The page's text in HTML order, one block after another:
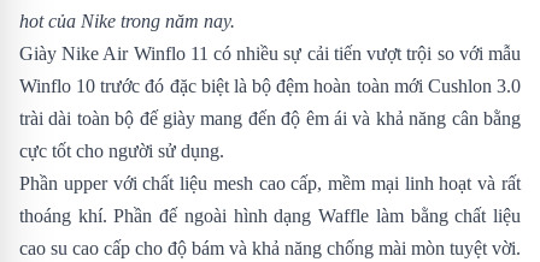
hot của Nike trong năm nay.
Giày Nike Air Winflo 11 có nhiều sự cải tiến vượt trội so với mẫu
Winflo 10 trước đó đặc biệt là bộ đệm hoàn toàn mới Cushlon 3.0
trài dài toàn bộ đế giày mang đến độ êm ái và khả năng cân bằng
cực tốt cho người sử dụng.
Phần upper với chất liệu mesh cao cấp, mềm mại linh hoạt và rất
thoáng khí. Phần đế ngoài hình dạng Waffle làm bằng chất liệu
cao su cao cấp cho độ bám và khả năng chống mài mòn tuyệt vời.